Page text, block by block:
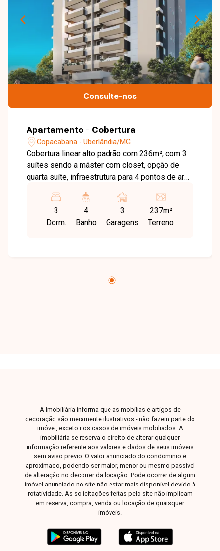
Consulte-nos
Apartamento - Cobertura
Copacabana - Uberlândia/MG
Cobertura linear alto padrão com 236m², com 3
suítes sendo a máster com closet, opção de
quarta suíte, infraestrutura para 4 pontos de ar
de serviço, acesso da cozinha para a varanda
gourmet, varanda multiuso, piscina privativa,
closet, lavabo, salão de festas, bicicletário e 3
pronta para tirar suas dúvidas e te acompanhar
3
Dorm.
4
Banho
3
Garagens
237m²
Terreno
A Imobiliária informa que as mobílias e artigos de
decoração são meramente ilustrativos - não fazem parte do
imóvel, exceto nos casos de imóveis mobiliados. A
imobiliária se reserva o direito de alterar qualquer
informação referente aos valores e dados de seus imóveis
sem aviso prévio. O valor anunciado do condomínio é
aproximado, podendo ser maior, menor ou mesmo passível
de alteração no decorrer da locação. Pode ocorrer de algum
imóvel anunciado no site não estar mais disponível devido à
rotatividade. As solicitações feitas pelo site não implicam
em reserva, compra, venda ou locação de quaisquer
imóveis.